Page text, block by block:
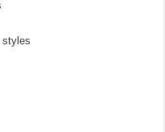
styles